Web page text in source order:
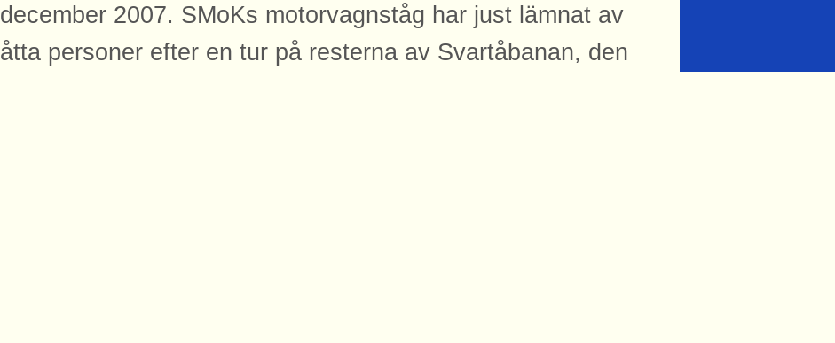
december 2007. SMoKs motorvagnståg har just lämnat av
åtta personer efter en tur på resterna av Svartåbanan, den